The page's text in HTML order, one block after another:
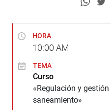
HORA
10:00 AM
TEMA
Curso
«Regulación y
saneamiento»